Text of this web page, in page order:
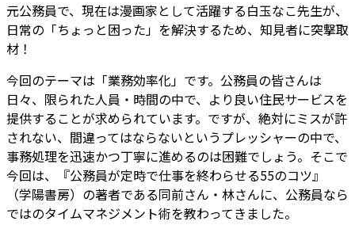
元公務員で、現在は漫画家として活躍する白玉なこ先生が、
日常の「ちょっと困った」を解決するため、知見者に突撃取
材！
今回のテーマは「業務効率化」です。公務員の皆さんは
日々、限られた人員・時間の中で、より良い住民サービスを
提供することが求められています。ですが、絶対にミスが許
されない、間違ってはならないというプレッシャーの中で、
事務処理を迅速かつ丁寧に進めるのは困難でしょう。そこで
今回は、『公務員が定時で仕事を終わらせる55のコツ』
（学陽書房）の著者である同前さん・林さんに、公務員なら
ではのタイムマネジメント術を教わってきました。